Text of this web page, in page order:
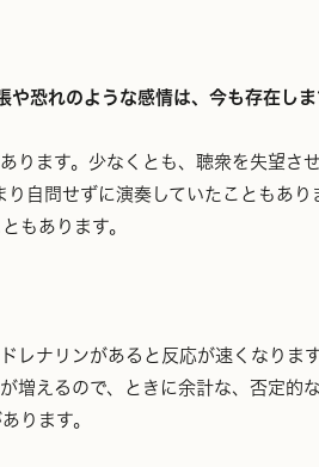
恐れのような感情は、今も存在しま
ます。少なくとも、聴衆を失望
自問せずに演奏していたこともあ
もあります。
ナリンがあると反応が速くなり
えるので、ときに余計な、否定
ります。